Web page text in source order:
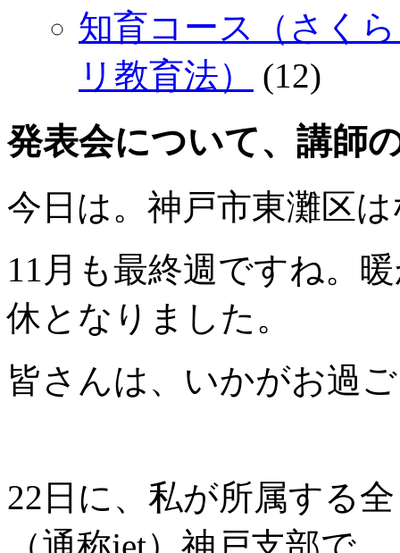
知育コース（さく
リ教育法）
(12)
発表会について、講師
今日は。神戸市東灘区
11月も最終週ですね。
休となりました。
皆さんは、いかがお過
22日に、私が所属する
（通称jet）神戸支部で、